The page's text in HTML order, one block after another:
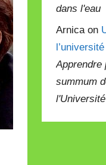
dans l'eau
Arnica on
summum